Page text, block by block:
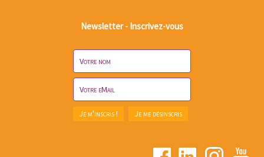
Newsletter - Inscrivez-vous